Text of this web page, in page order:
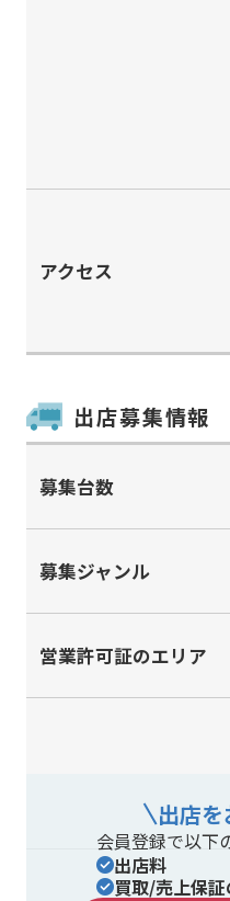
アクセス
出店募集情報
募集台数
募集ジャンル
営業許可証のエリア
出店
会員登録で以下
出店料
買取/売上保